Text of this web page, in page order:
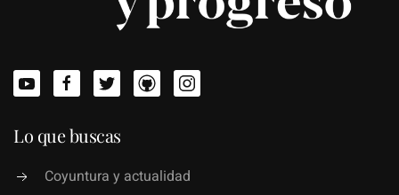
Lo que buscas
Coyuntura y actualidad